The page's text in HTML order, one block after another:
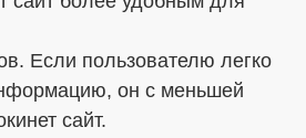
Если пользователю легко
он с меньшей
сайт.